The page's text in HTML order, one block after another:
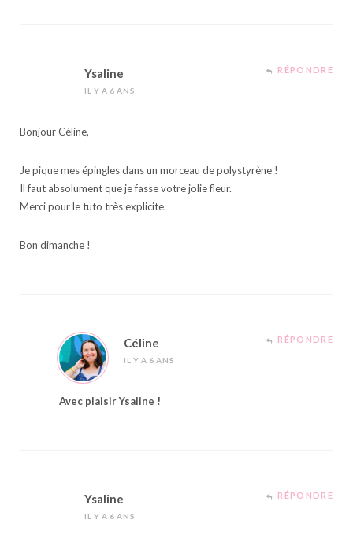
Ysaline
IL Y A 6 ANS
RÉPONDRE
Bonjour Céline,
Je pique mes épingles dans un morceau de polystyrène !
Il faut absolument que je fasse votre jolie fleur.
Merci pour le tuto très explicite.
Bon dimanche !
Céline
IL Y A 6 ANS
RÉPONDRE
Avec plaisir Ysaline !
Ysaline
IL Y A 6 ANS
RÉPONDRE